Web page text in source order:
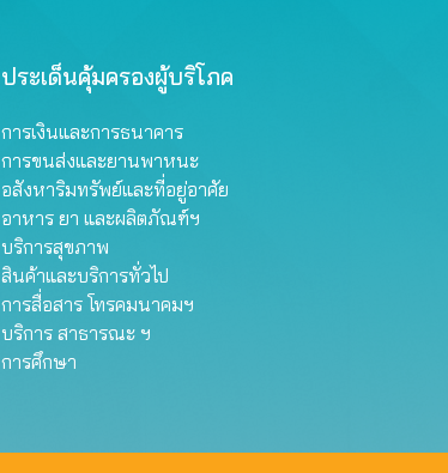
ประเด็นคุ้มครองผู้บริโภค
การเงินและการธนาคาร
การขนส่งและยานพาหนะ
อสังหาริมทรัพย์และที่อยู่อาศัย
อาหาร ยา และผลิตภัณฑ์ฯ
บริการสุขภาพ
สินค้าและบริการทั่วไป
การสื่อสาร โทรคมนาคมฯ
บริการ สาธารณะ ฯ
การศึกษา